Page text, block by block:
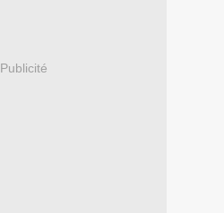
Publicité